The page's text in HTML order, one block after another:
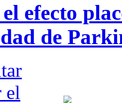
el efecto
de